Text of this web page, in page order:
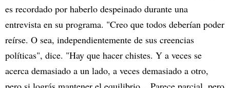
es recordado por haberlo despeinado durante una
entrevista en su programa. "Creo que todos deberían poder
reírse. O sea, independientemente de sus creencias
políticas", dice. "Hay que hacer chistes. Y a veces se
acerca demasiado a un lado, a veces demasiado a otro,